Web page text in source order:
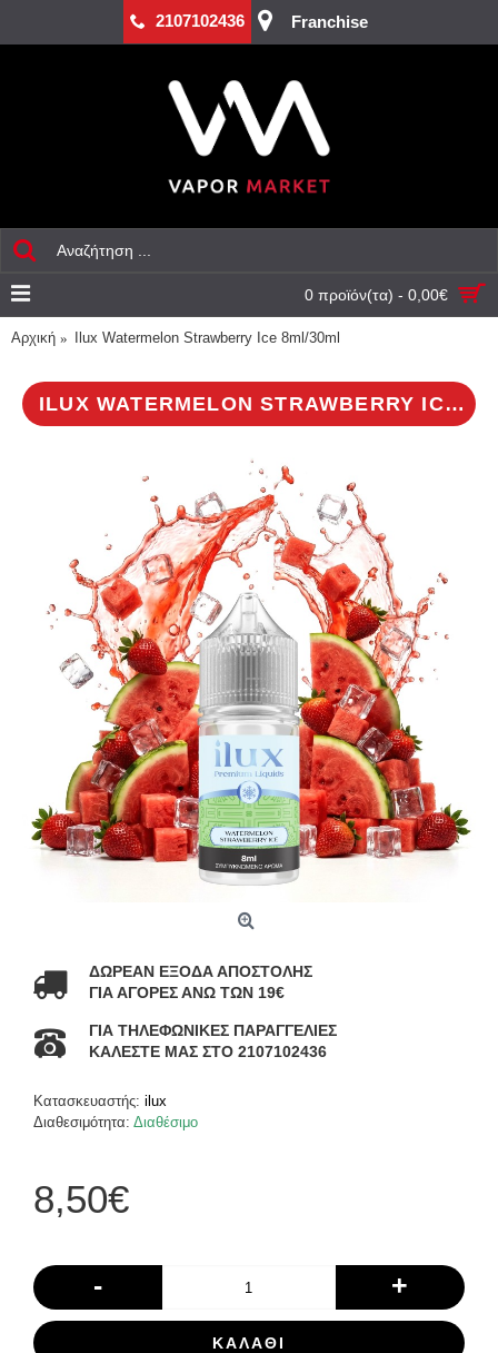
2107102436 Franchise
0 προϊόν(τα) - 0,00€
Αρχική Ilux Watermelon Strawberry Ice 8ml/30ml
ILUX WATERMELON STRAWBERRY ICE 8ML/30ML
ΔΩΡΕΑΝ ΕΞΟΔΑ ΑΠΟΣΤΟΛΗΣ
ΓΙΑ ΑΓΟΡΕΣ ΑΝΩ ΤΩΝ 19€
ΓΙΑ ΤΗΛΕΦΩΝΙΚΕΣ ΠΑΡΑΓΓΕΛΙΕΣ
ΚΑΛΕΣΤΕ ΜΑΣ ΣΤΟ 2107102436
Κατασκευαστής: ilux
Διαθεσιμότητα: Διαθέσιμο
8,50€
- +
ΚΑΛΆΘΙ